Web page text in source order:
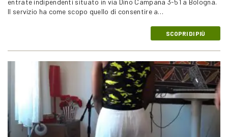
entrate indipendenti situato in via Dino Campana 3-51 a Bologna.
Il servizio ha come scopo quello di consentire a…
SCOPRI DI PIÙ